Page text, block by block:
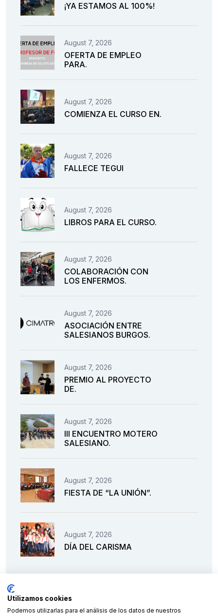
¡YA ESTAMOS AL 100%!
August 7, 2026
OFERTA DE EMPLEO
PARA.
August 7, 2026
COMIENZA EL CURSO EN.
August 7, 2026
FALLECE TEGUI
August 7, 2026
LIBROS PARA EL CURSO.
August 7, 2026
COLABORACIÓN CON
LOS ENFERMOS.
August 7, 2026
ASOCIACIÓN ENTRE
SALESIANOS BURGOS.
August 7, 2026
PREMIO AL PROYECTO
DE.
August 7, 2026
III ENCUENTRO MOTERO
SALESIANO.
August 7, 2026
FIESTA DE “LA UNIÓN”.
August 7, 2026
DÍA DEL CARISMA
Utilizamos cookies
Podemos utilizarlas para el análisis de los datos de nuestros